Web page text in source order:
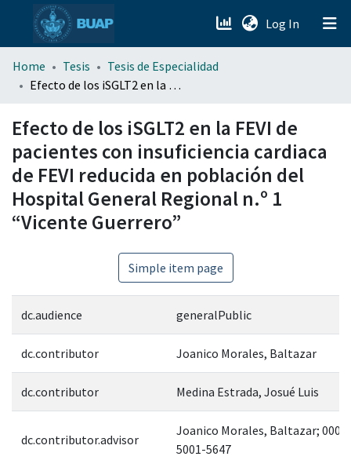
Log In (current)
menu.section.about_menu
Home Tesis
Tesis de Especialidad
Efecto de los iSGLT2 en la FEVI de pacientes con insuficiencia cardiaca de FEVI reducida en población del Hospital General Regional n.º 1 “Vicente Guerrero”
Efecto de los iSGLT2 en la FEVI de
pacientes con insuficiencia cardiaca
de FEVI reducida en población del
Hospital General Regional n.º 1
“Vicente Guerrero”
Simple item page
dc.audience generalPublic
dc.contributor Joanico Morales, Baltazar
dc.contributor Medina Estrada, Josué Luis
dc.contributor.advisor
Joanico Morales, Baltazar;
5001-5647